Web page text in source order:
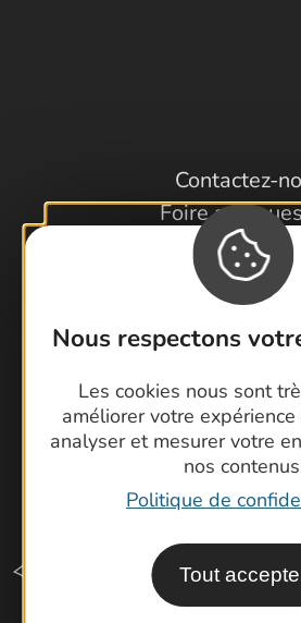
Nous respectons
Les cookies nous sont
améliorer votre
analyser et mesurer votre
nos
Politique de
Tout
Contactez-
Foire aux
Brochures
Cartoguides et
Latitude